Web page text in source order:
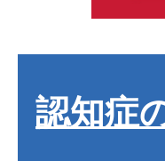
認知症